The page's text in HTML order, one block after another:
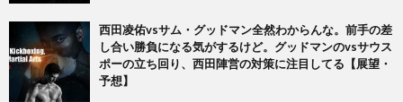
西田凌佑vsサム・グッドマン全然わからんな。前手の差
し合い勝負になる気がするけど。グッドマンのvsサウス
ポーの立ち回り、西田陣営の対策に注目してる【展望・
予想】